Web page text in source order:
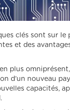
clés sont sur
et des
plus
d’un nouveau
capacités,